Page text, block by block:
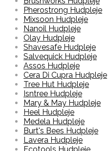
Pherostrong Hudpleje
Mixsoon Hudpleje
Nanoil Hudpleje
Olay Hudpleje
Shavesafe Hudpleje
Salvequick Hudpleje
Assos Hudpleje
Cera Di Cupra Hudpleje
Tree Hut Hudpleje
Isntree Hudpleje
Mary & May Hudpleje
Heel Hudpleje
Medela Hudpleje
Burt's Bees Hudpleje
Lavera Hudpleje